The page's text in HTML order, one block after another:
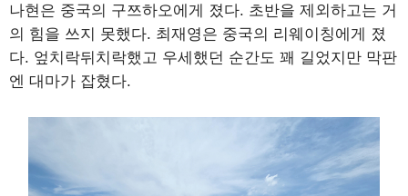
나현은 중국의 구쯔하오에게 졌다. 초반을 제외하고는 거
의 힘을 쓰지 못했다. 최재영은 중국의 리웨이칭에게 졌
다. 엎치락뒤치락했고 우세했던 순간도 꽤 길었지만 막판
엔 대마가 잡혔다.